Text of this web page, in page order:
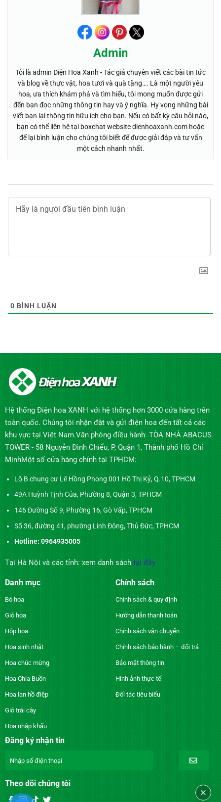
Admin
Tôi là admin Điện Hoa Xanh - Tác giả chuyên viết các bài tin tức
và blog về thực vật, hoa tươi và quà tặng…. Là một người yêu
hoa, ưa thích khám phá và tìm hiểu, tôi mong muốn được gửi
đến bạn đọc những thông tin hay và ý nghĩa. Hy vọng những bài
viết bạn lại thông tin hữu ích cho bạn. Nếu có bất kỳ câu hỏi nào,
bạn có thể liên hệ tại boxchat website dienhoaxanh.com hoặc
để lại bình luận cho chúng tôi biết để được giải đáp và tư vấn
một cách nhanh nhất.
0 BÌNH LUẬN
Hệ thống Điện hoa XANH với hệ thống hơn 3000 cửa hàng trên
toàn quốc. Chúng tôi nhận đặt và gửi điện hoa đến tất cả các
khu vực tại Việt Nam.Văn phòng điều hành: TÒA NHÀ ABACUS
TOWER - 58 Nguyễn Đình Chiểu, P, Quận 1, Thành phố Hồ Chí
MinhMột số cửa hàng chính tại TPHCM:
Lô B chung cư Lê Hồng Phong 001 Hồ Thị Kỷ, Q.10, TPHCM
49A Huỳnh Tịnh Của, Phường 8, Quận 3, TPHCM
146 Đường Số 9, Phường 16, Gò Vấp, TPHCM
Số 36, đường 41, phường Linh Đông, Thủ Đức, TPHCM
Hotline: 0964935005
Tại Hà Nội và các tỉnh: xem danh sách tại đây
Danh mục
Bó hoa
Giỏ hoa
Hộp hoa
Hoa sinh nhật
Hoa chúc mừng
Hoa Chia Buồn
Hoa lan hồ điệp
Giỏ trái cây
Hoa nhập khẩu
Chính sách
Chính sách & quy định
Hướng dẫn thanh toán
Chính sách vận chuyển
Chính sách bảo hành – đổi trả
Bảo mật thông tin
Hình ảnh thực tế
Đối tác tiêu biểu
Đăng ký nhận tin
Theo dõi chúng tôi